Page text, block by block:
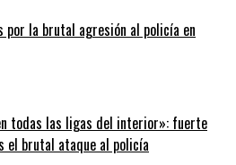
por la brutal agresión al policía en
todas las ligas del interior»: fuerte
el brutal ataque al policía